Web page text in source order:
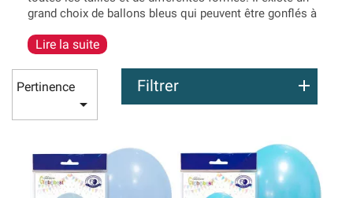
grand choix de ballons bleus qui peuvent être gonflés à
dans les airs). En effet, vous trouverez des ballons
ou opaque (ce qui est parfait pour créer une
ballon bleu
). Nous avons aussi des
ballons bleus mylar
de différentes formes. Il y a tout ce qu’il faut pour créer
une décoration bleue avec beaucoup de ballons.
Lire la suite
Pertinence

Filtrer